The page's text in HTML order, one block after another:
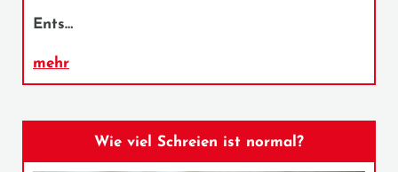
Ents…
mehr
Wie viel Schreien ist normal?